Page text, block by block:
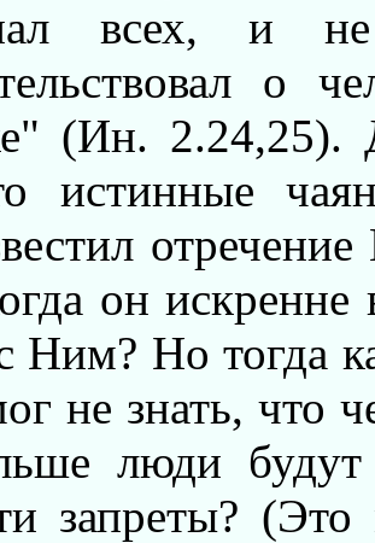
всех, и
о
(Ин.
истинные
он
Ним? Но тогда
не знать, что
люди
запреты?